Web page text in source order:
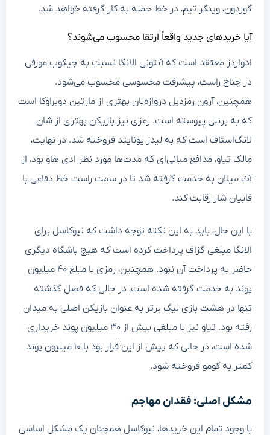
گوردون، وینگر تیم، در خط حمله به کار گرفته خواهد شد.
آیا خریدهای جدید واقعاً ارتقا محسوب می‌شوند؟
ادواردز معتقد است که آنتونی الانگا نسبت به جیکوب مورفی
در جناح راست، پیشرفت محسوسی محسوب می‌شود.
همچنین، آرون رمزدیل دروازه‌بان بهتری از مارتین دوبراوکا است
که به برنلی پیوسته است. رمزی نیز بازیکن بهتری از شان
لانگ‌استاف است که به لیدز یونایتد فروخته شد. در نهایت،
مالک تیاو، مدافع میانی‌ای که مدت‌ها مورد نظر ادی هاو بود، از
آث میلان به خدمت گرفته شد تا در سمت راست خط دفاعی با
فابیان شار رقابت کند.
با این حال، باید به این نکته توجه داشت که نیوکاسل برای
الانگا مبلغی گزاف پرداخت کرده است که هیچ باشگاه دیگری
حاضر به پرداخت آن نبود. همچنین، رمزی با مبلغ ۴۰ میلیون
پوند به خدمت گرفته شده است، در حالی که فصل گذشته
تنها در هشت بازی لیگ برتر به عنوان بازیکن اصلی به میدان
رفته بود. تیاو نیز با مبلغی بیش از ۳۰ میلیون پوند خریداری
شده است، در حالی که پیش از این قرار بود با ۱۰ میلیون پوند
کمتر به کومو فروخته شود.
مشکل اصلی: فقدان مهاجم
با وجود تمام این خریدها، نیوکاسل همچنان یک مشکل اساسی